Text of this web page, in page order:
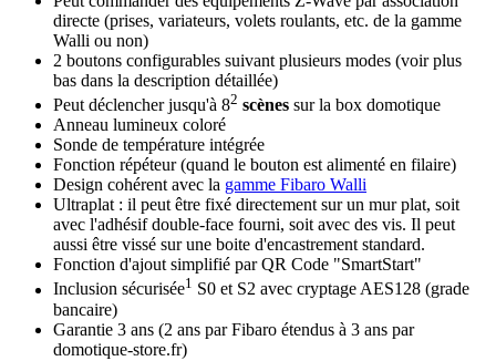
directe (prises, variateurs, volets roulants, etc. de la gamme
Walli ou non)
2 boutons configurables suivant plusieurs modes (voir plus
bas dans la description détaillée)
Peut déclencher jusqu'à 82 scènes sur la box domotique
Anneau lumineux coloré
Sonde de température intégrée
Fonction répéteur (quand le bouton est alimenté en filaire)
Design cohérent avec la gamme Fibaro Walli
Ultraplat : il peut être fixé directement sur un mur plat, soit
avec l'adhésif double-face fourni, soit avec des vis. Il peut
aussi être vissé sur une boite d'encastrement standard.
Fonction d'ajout simplifié par QR Code "SmartStart"
Inclusion sécurisée1 S0 et S2 avec cryptage AES128 (grade
bancaire)
Garantie 3 ans (2 ans par Fibaro étendus à 3 ans par
domotique-store.fr)